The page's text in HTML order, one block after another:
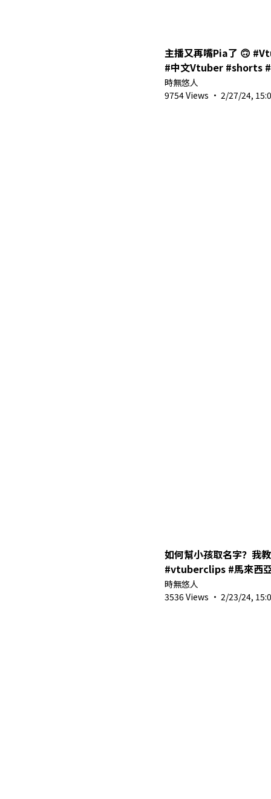
主播又再嘴Pia了 🙃 #Vtuber #vtuberclips
#中文Vtuber #shorts
時無悠人
9754 Views · 2/27/24,
如何幫小孩取名字？我教妳 🤯
#vtuberclips
時無悠人
3536 Views · 2/23/24,